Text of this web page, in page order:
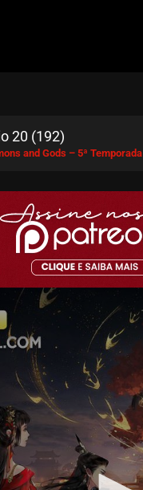
20 (192)
and Gods – 5ª Temporada